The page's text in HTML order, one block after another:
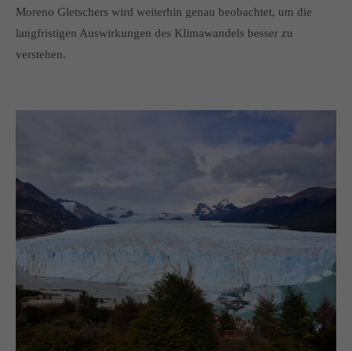
Moreno Gletschers wird weiterhin genau beobachtet, um die
langfristigen Auswirkungen des Klimawandels besser zu
verstehen.